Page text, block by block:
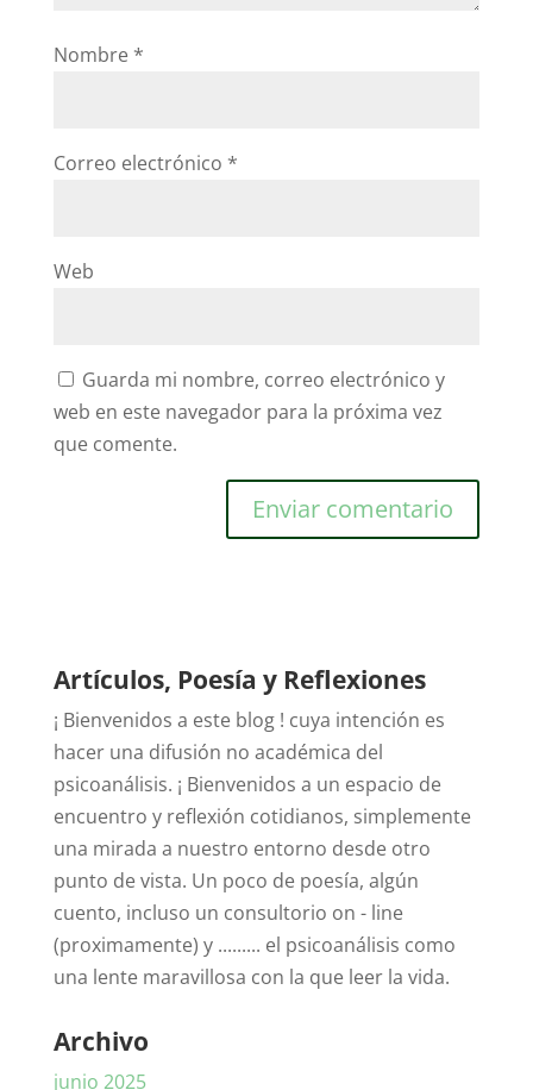
Nombre *
Correo electrónico *
Web
Guarda mi nombre, correo electrónico y
web en este navegador para la próxima vez
que comente.
Artículos, Poesía y Reflexiones
¡ Bienvenidos a este blog ! cuya intención es
hacer una difusión no académica del
psicoanálisis. ¡ Bienvenidos a un espacio de
encuentro y reflexión cotidianos, simplemente
una mirada a nuestro entorno desde otro
punto de vista. Un poco de poesía, algún
cuento, incluso un consultorio on - line
(proximamente) y ......... el psicoanálisis como
una lente maravillosa con la que leer la vida.
Archivo
junio 2025